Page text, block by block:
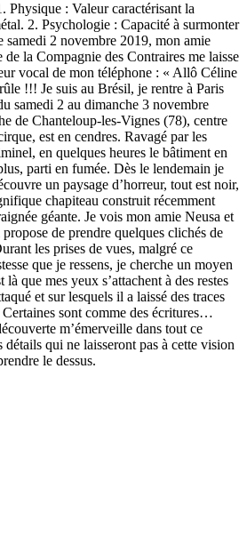
Physique : Valeur caractérisant la
2. Psychologie : Capacité à surmonter
samedi 2 novembre 2019, mon amie
la Compagnie des Contraires me laisse
vocal de mon téléphone : « Allô Céline
!!! Je suis au Brésil, je rentre à Paris
samedi 2 au dimanche 3 novembre
de Chanteloup-les-Vignes (78), centre
est en cendres. Ravagé par les
en quelques heures le bâtiment en
parti en fumée. Dès le lendemain je
un paysage d’horreur, tout est noir,
chapiteau construit récemment
géante. Je vois mon amie Neusa et
de prendre quelques clichés de
les prises de vues, malgré ce
que je ressens, je cherche un moyen
là que mes yeux s’attachent à des restes
et sur lesquels il a laissé des traces
sont comme des écritures…
m’émerveille dans tout ce
détails qui ne laisseront pas à cette vision
le dessus.